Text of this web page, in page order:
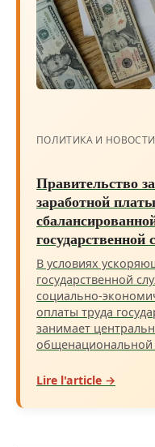
ПОЛИТИКА И НОВОСТИ
Правительство
заработной
государственной
В условиях
государственной
социально-
оплаты труда
занимает
общенациональной
Lire l'article →